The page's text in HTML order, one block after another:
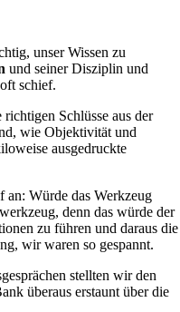
unser Wissen zu
und seiner Disziplin und
schief.
Schlüsse aus der
wie Objektivität und
ausgedruckte
an: Würde das Werkzeug
denn das würde der
zu führen und daraus die
wir waren so gespannt.
stellten wir den
überaus erstaunt über die